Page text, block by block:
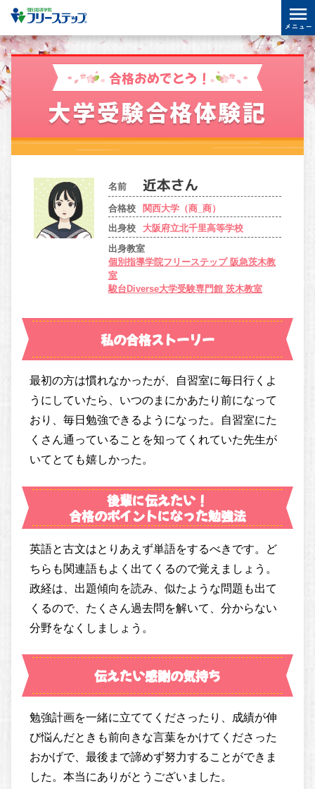
合格おめでとう！
大学受験合格体験記
名前
合格校
関西大学（商_商）
出身校
大阪府立北千里高等学校
出身教室
個別指導学院フリーステップ 阪急茨木教
室
駿台Diverse大学受験専門館 茨木教室
私の合格ストーリー
最初の方は慣れなかったが、自習室に毎日行くよ
うにしていたら、いつのまにかあたり前になって
おり、毎日勉強できるようになった。自習室にた
くさん通っていることを知ってくれていた先生が
いてとても嬉しかった。
後輩に伝えたい！
合格のポイントになった勉強法
英語と古文はとりあえず単語をするべきです。ど
ちらも関連語もよく出てくるので覚えましょう。
政経は、出題傾向を読み、似たような問題も出て
くるので、たくさん過去問を解いて、分からない
分野をなくしましょう。
伝えたい感謝の気持ち
勉強計画を一緒に立ててくださったり、成績が伸
び悩んだときも前向きな言葉をかけてくださった
おかげで、最後まで諦めず努力することができま
した。本当にありがとうございました。